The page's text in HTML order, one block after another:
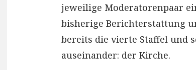
jeweilige Moderatorenpaar
bisherige Berichterstattung
bereits die vierte Staffel und
auseinander: der Kirche.